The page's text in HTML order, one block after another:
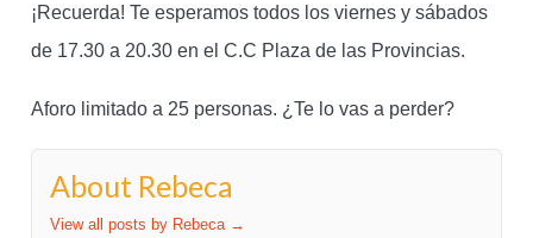
¡Recuerda! Te esperamos todos los viernes y sábados
de 17.30 a 20.30 en el C.C Plaza de las Provincias.
Aforo limitado a 25 personas. ¿Te lo vas a perder?
About Rebeca
View all posts by Rebeca →